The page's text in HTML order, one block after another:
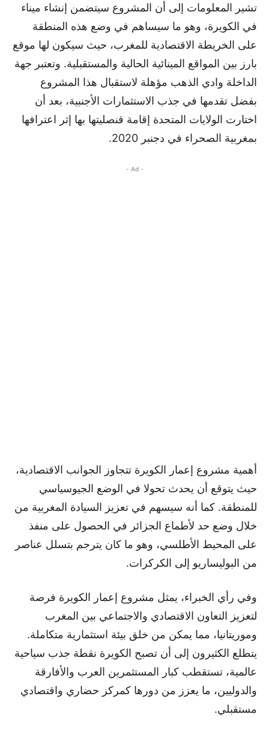
تشير المعلومات إلى أن المشروع سيتضمن إنشاء ميناء
في الكويرة، وهو ما سيساهم في وضع هذه المنطقة
على الخريطة الاقتصادية للمغرب، حيث سيكون لها موقع
بارز بين المواقع المينائية الحالية والمستقبلية. وتعتبر جهة
الداخلة وادي الذهب مؤهلة لاستقبال هذا المشروع
بفضل تقدمها في جذب الاستثمارات الأجنبية، بعد أن
اختارت الولايات المتحدة إقامة قنصليتها بها إثر اعترافها
بمغربية الصحراء في دجنبر 2020.
- Ad -
أهمية مشروع إعمار الكويرة تتجاوز الجوانب الاقتصادية،
حيث يتوقع أن يحدث تحولا في الوضع الجيوسياسي
للمنطقة. كما أنه سيسهم في تعزيز السيادة المغربية من
خلال وضع حد لأطماع الجزائر في الحصول على منفذ
على المحيط الأطلسي، وهو ما كان يترجم بتسلل عناصر
من البوليساريو إلى الكركرات.
وفي رأي الخبراء، يمثل مشروع إعمار الكويرة فرصة
لتعزيز التعاون الاقتصادي والاجتماعي بين المغرب
وموريتانيا، مما يمكن من خلق بيئة استثمارية متكاملة.
يتطلع الكثيرون إلى أن تصبح الكويرة نقطة جذب سياحية
عالمية، تستقطب كبار المستثمرين العرب والأفارقة
والدوليين، ما يعزز من دورها كمركز حضاري واقتصادي
مستقبلي.